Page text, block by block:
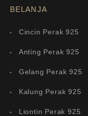
BELANJA
Cincin Perak 925
Anting Perak 925
Gelang Perak 925
Kalung Perak 925
Liontin Perak 925